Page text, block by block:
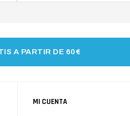
A PARTIR DE 60€
MI CUENTA